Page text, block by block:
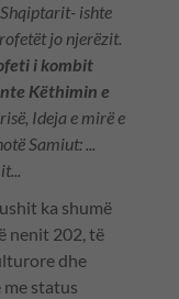
ishte
jo njerëzit.
i kombit
Këthimin e
Ideja e mirë e
Samiut: ...
ka shumë
nenit 202, të
dhe
me status